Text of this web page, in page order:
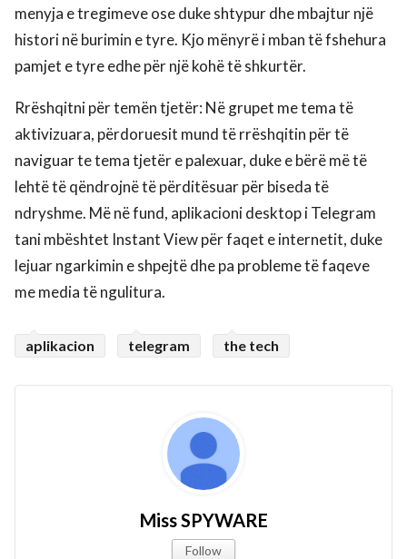
menyja e tregimeve ose duke shtypur dhe mbajtur një
histori në burimin e tyre. Kjo mënyrë i mban të fshehura
pamjet e tyre edhe për një kohë të shkurtër.
Rrëshqitni për temën tjetër: Në grupet me tema të
aktivizuara, përdoruesit mund të rrëshqitin për të
naviguar te tema tjetër e palexuar, duke e bërë më të
lehtë të qëndrojnë të përditësuar për biseda të
ndryshme. Më në fund, aplikacioni desktop i Telegram
tani mbështet Instant View për faqet e internetit, duke
lejuar ngarkimin e shpejtë dhe pa probleme të faqeve
me media të ngulitura.
aplikacion telegram the tech
Miss SPYWARE
Follow